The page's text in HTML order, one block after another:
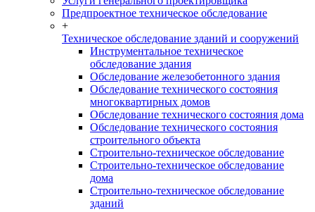
Предпроектное техническое обследование
+
Техническое обследование зданий и сооружений
Инструментальное техническое
обследование здания
Обследование железобетонного здания
Обследование технического состояния
многоквартирных домов
Обследование технического состояния дома
Обследование технического состояния
строительного объекта
Строительно-техническое обследование
Строительно-техническое обследование
дома
Строительно-техническое обследование
зданий